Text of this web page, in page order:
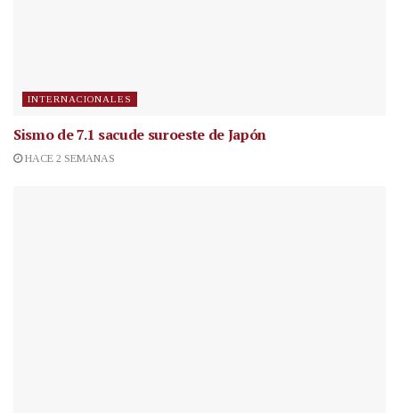
INTERNACIONALES
Sismo de 7.1 sacude suroeste de Japón
HACE 2 SEMANAS